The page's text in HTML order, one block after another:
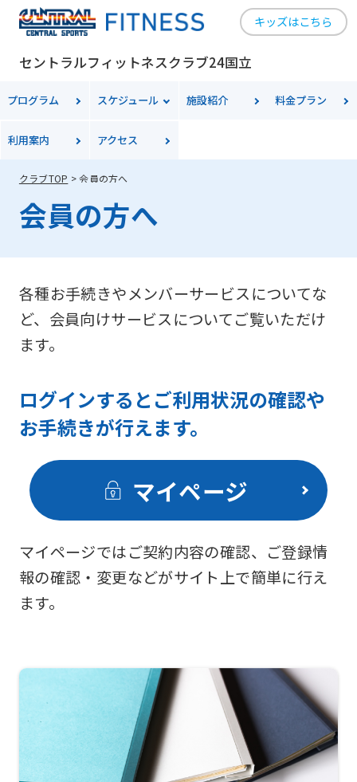
キッズはこちら
セントラルフィットネスクラブ24国立
プログラム スケジュール 施設紹介 料金プラン
利用案内 アクセス
クラブTOP 会員の方へ
会員の方へ
各種お手続きやメンバーサービスについてな
ど、会員向けサービスについてご覧いただけ
ます。
ログインするとご利用状況の確認や
お手続きが行えます。
マイページ
マイページではご契約内容の確認、ご登録情
報の確認・変更などがサイト上で簡単に行え
ます。